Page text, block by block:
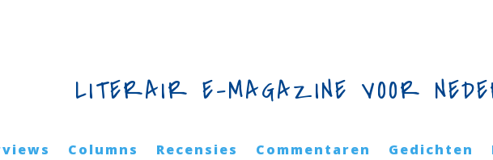
LITERAIR E-MAGAZINE VOOR
Columns Recensies Commentaren Gedichten